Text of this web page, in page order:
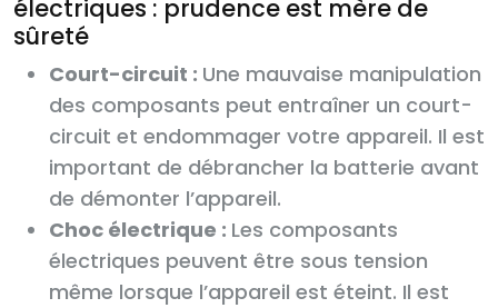
électriques : prudence est mère de
sûreté
Court-circuit : Une mauvaise manipulation
des composants peut entraîner un court-
circuit et endommager votre appareil. Il est
important de débrancher la batterie avant
de démonter l’appareil.
Choc électrique : Les composants
électriques peuvent être sous tension
même lorsque l’appareil est éteint. Il est